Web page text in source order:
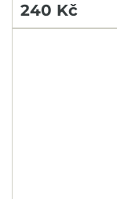
240 Kč